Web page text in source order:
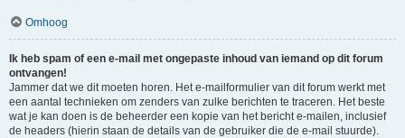
Omhoog
Ik heb spam of een e-mail met ongepaste inhoud van iemand op dit forum
ontvangen!
Jammer dat we dit moeten horen. Het e-mailformulier van dit forum werkt met
een aantal technieken om zenders van zulke berichten te traceren. Het beste
wat je kan doen is de beheerder een kopie van het bericht e-mailen, inclusief
de headers (hierin staan de details van de gebruiker die de e-mail stuurde).